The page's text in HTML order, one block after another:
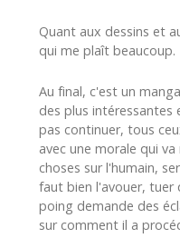
Quant aux dessins et
qui me plaît beaucoup.
Au final, c'est un
des plus intéressantes
pas continuer, tous
avec une morale qui
choses sur l'humain,
faut bien l'avouer, tuer
poing demande des
sur comment il a